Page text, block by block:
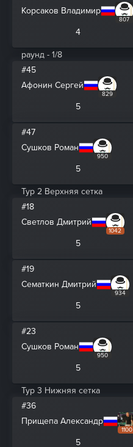
Корсаков Владимир
807
4
раунд - 1/8
#45
Афонин Сергей
829
5
#47
Сушков Роман
950
5
Тур 2 Верхняя сетка
#18
Светлов Дмитрий
1042
5
#19
Сематкин Дмитрий
934
5
#23
Сушков Роман
950
5
Тур 3 Нижняя сетка
#36
Прищепа Александр
1100
5